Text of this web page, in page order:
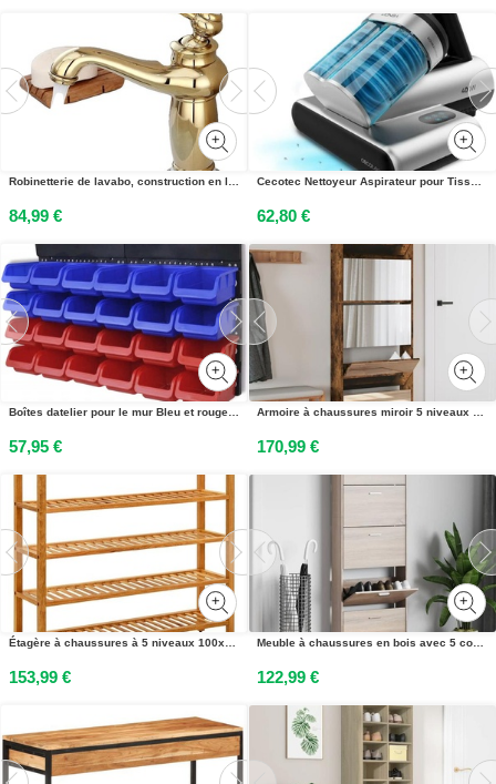
Robinetterie de lavabo, construction en laiton et céramique, esthétique vintage, doré, G3/8
84,99 €
Cecotec Nettoyeur Aspirateur pour Tissus dAmeublement Conga Rockstar 4000 Mattress. ForceSonic 400W, 13 kPa, Lumière UV-C
62,80 €
Boîtes datelier pour le mur Bleu et rouge (2 unités de rangement)
57,95 €
Armoire à chaussures miroir 5 niveaux chêne fumé 63x17x169,5 cm
170,99 €
Étagère à chaussures à 5 niveaux 100x27x100 cm Chêne massif
153,99 €
Meuble à chaussures en bois avec 5 compartiments Aspect chêne
122,99 €